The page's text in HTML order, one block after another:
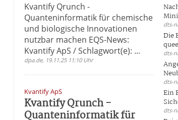
Kvantify Qrunch -
Quanteninformatik für chemische
und biologische Innovationen
nutzbar machen EQS-News:
Kvantify ApS / Schlagwort(e): ...
dpa.de, 19.11.25 11:10 Uhr
Kvantify ApS
Kvantify Qrunch -
Quanteninformatik für
dts-
Die
dts-
dts-
Ein
dts-